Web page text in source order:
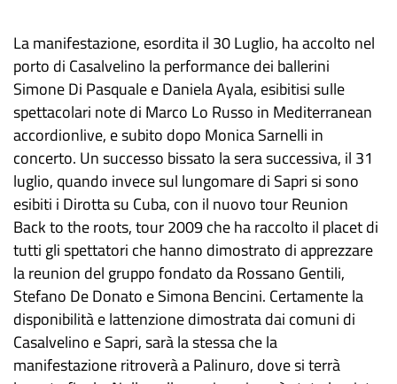
La manifestazione, esordita il 30 Luglio, ha accolto nel
porto di Casalvelino la performance dei ballerini
Simone Di Pasquale e Daniela Ayala, esibitisi sulle
spettacolari note di Marco Lo Russo in Mediterranean
accordionlive, e subito dopo Monica Sarnelli in
concerto. Un successo bissato la sera successiva, il 31
luglio, quando invece sul lungomare di Sapri si sono
esibiti i Dirotta su Cuba, con il nuovo tour Reunion
Back to the roots, tour 2009 che ha raccolto il placet di
tutti gli spettatori che hanno dimostrato di apprezzare
la reunion del gruppo fondato da Rossano Gentili,
Stefano De Donato e Simona Bencini. Certamente la
disponibilità e lattenzione dimostrata dai comuni di
Casalvelino e Sapri, sarà la stessa che la
manifestazione ritroverà a Palinuro, dove si terrà